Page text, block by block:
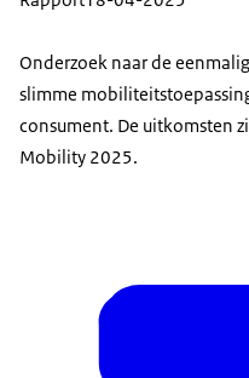
Onderzoek naar de
slimme
consument. De uitkomsten
Mobility 2025.